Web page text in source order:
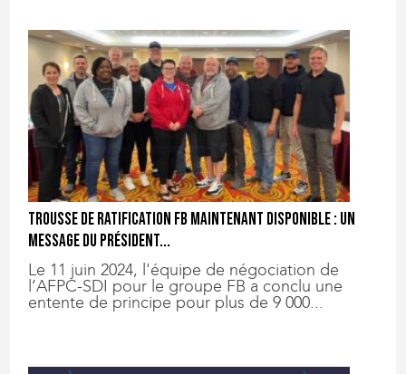
Trousse de ratification FB maintenant disponible : un
message du président...
Le 11 juin 2024, l'équipe de négociation de
l’AFPC-SDI pour le groupe FB a conclu une
entente de principe pour plus de 9 000...